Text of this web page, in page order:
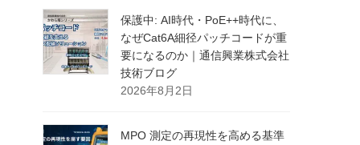
保護中: AI時代・PoE++時代に、
なぜCat6A細径パッチコードが重
要になるのか｜通信興業株式会社
技術ブログ
2026年8月2日
MPO 測定の再現性を高める基準